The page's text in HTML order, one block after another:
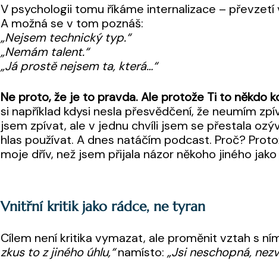
V psychologii tomu říkáme internalizace – převzetí
A možná se v tom poznáš:
„Nejsem technický typ.“
„Nemám talent.“
„Já prostě nejsem ta, která…“
Ne proto, že je to pravda. Ale protože Ti to někdo
si například kdysi nesla přesvědčení, že neumím
jsem zpívat, ale v jednu chvíli jsem se přestala
hlas používat. A dnes natáčím podcast. Proč?
moje dřív, než jsem přijala názor někoho jiného
Vnitřní kritik jako rádce, ne tyran
Cílem není kritika vymazat, ale proměnit vztah s
zkus to z jiného úhlu,“namísto:„Jsi neschopná,